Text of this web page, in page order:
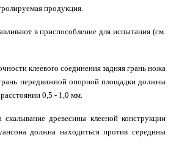
продукция.
в приспособление для испытания (см.
клеевого соединения задняя грань ножа
передвижной опорной площадки должны
0,5 - 1,0 мм.
древесины клееной конструкции
должна находиться против середины